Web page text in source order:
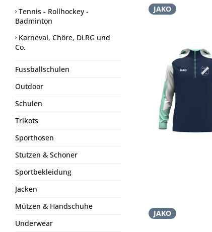
Tennis - Rollhockey -
Badminton
Karneval, Chöre, DLRG und
Co.
Fussballschulen
Outdoor
Schulen
Trikots
Sporthosen
Stutzen & Schoner
Sportbekleidung
Jacken
Mützen & Handschuhe
Underwear
JAKO
JAKO